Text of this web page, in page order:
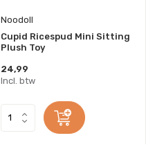
Noodoll
Cupid Ricespud Mini Sitting
Plush Toy
24,99
Incl. btw